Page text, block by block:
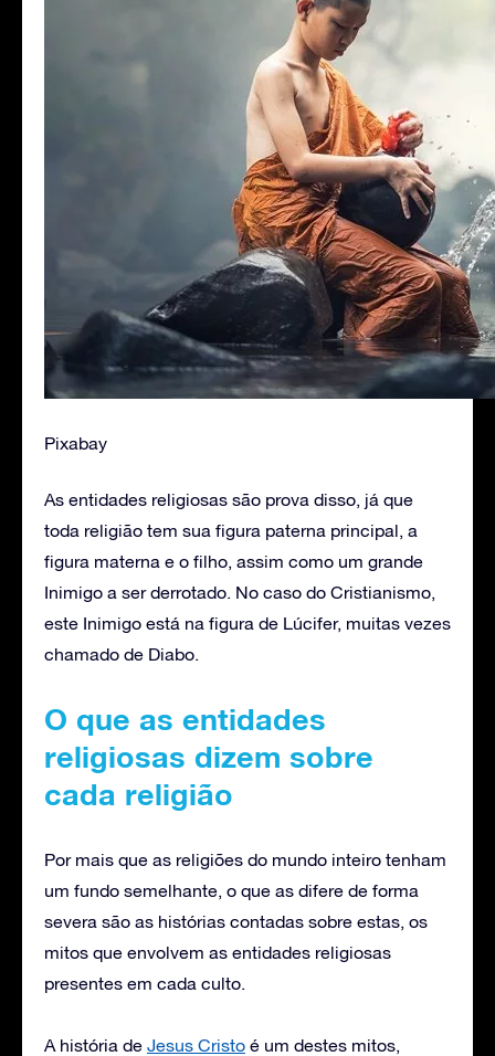
Pixabay
As entidades religiosas são prova disso, já que
toda religião tem sua figura paterna principal, a
figura materna e o filho, assim como um grande
Inimigo a ser derrotado. No caso do Cristianismo,
este Inimigo está na figura de Lúcifer, muitas vezes
chamado de Diabo.
O que as entidades
religiosas dizem sobre
cada religião
Por mais que as religiões do mundo inteiro tenham
um fundo semelhante, o que as difere de forma
severa são as histórias contadas sobre estas, os
mitos que envolvem as entidades religiosas
presentes em cada culto.
A história de Jesus Cristo é um destes mitos,